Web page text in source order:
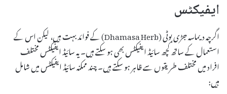
ایفیکٹس
اگرچہ دیماسہ جڑی بوٹی (Dhamasa Herb) کے فوائد بہت ہیں، لیکن اس کے
استعمال کے ساتھ کچھ سائیڈ ایفیکٹس بھی ہو سکتے ہیں۔ یہ سائیڈ ایفیکٹس مختلف
افراد میں مختلف طریقوں سے ظاہر ہو سکتے ہیں۔ چند ممکنہ سائیڈ ایفیکٹس میں شامل
ہیں: